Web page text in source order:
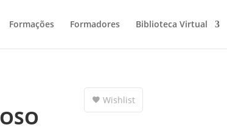
Formações Formadores Biblioteca Virtual
Wishlist